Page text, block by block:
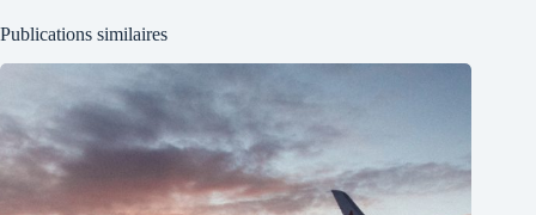
Publications similaires